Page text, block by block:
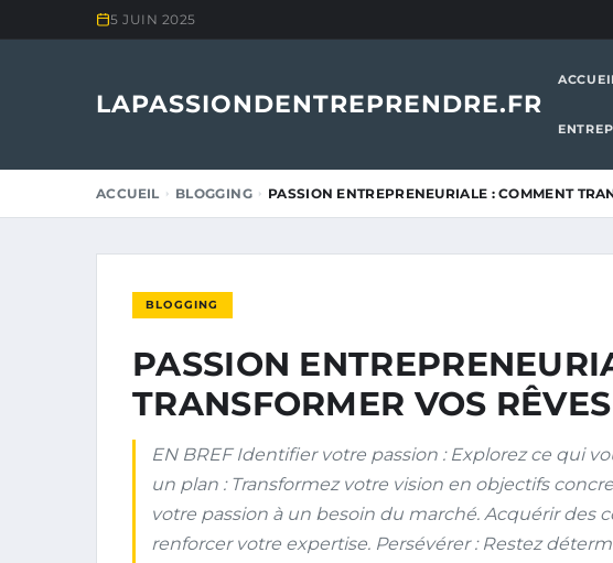
5 JUIN 2025
LAPASSIONDENTREPRENDRE.FR
ACCUEIL BLOGGING PASSION ENTREPRENEURIALE : COMMENT
BLOGGING
PASSION
TRANSFORMER VOS
EN BREF Identifier votre passion : Explorez ce qui
un plan : Transformez votre vision en objectifs
votre passion à un besoin du marché. Acquérir des
renforcer votre expertise. Persévérer : Restez